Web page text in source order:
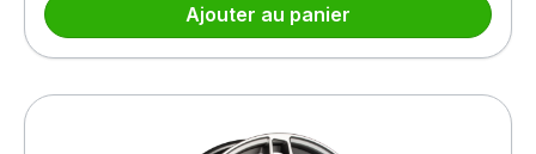
Ajouter au panier